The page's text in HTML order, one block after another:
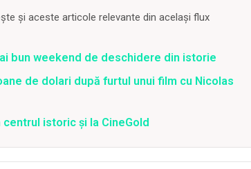
și aceste articole relevante din același flux
bun weekend de deschidere din istorie
de dolari după furtul unui film cu Nicolas
istoric și la CineGold